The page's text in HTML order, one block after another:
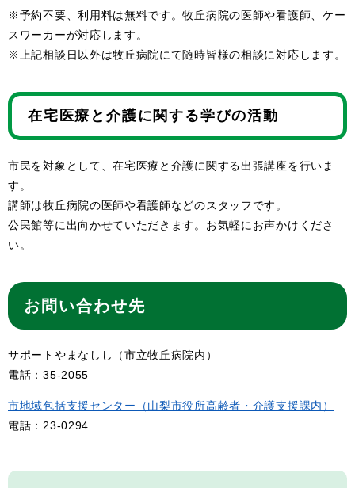
※予約不要、利用料は無料です。牧丘病院の医師や看護師、ケー
スワーカーが対応します。
※上記相談日以外は牧丘病院にて随時皆様の相談に対応します。
在宅医療と介護に関する学びの活動
市民を対象として、在宅医療と介護に関する出張講座を行いま
す。
講師は牧丘病院の医師や看護師などのスタッフです。
公民館等に出向かせていただきます。お気軽にお声かけくださ
い。
お問い合わせ先
サポートやまなしし（市立牧丘病院内）
電話：35-2055
市地域包括支援センター（山梨市役所高齢者・介護支援課内）
電話：23-0294